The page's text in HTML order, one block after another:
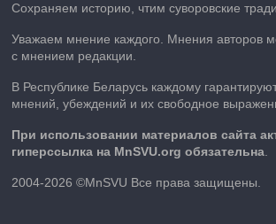
Сохраняем историю, чтим суворовские
Уважаем мнение каждого. Мнения авторов
с мнением редакции.
В Республике Беларусь каждому
мнений, убеждений и их свободное
При использовании материалов сайта
гиперссылка на MnSVU.org обязательна.
2004-2026 ©MnSVU Все права защищены.